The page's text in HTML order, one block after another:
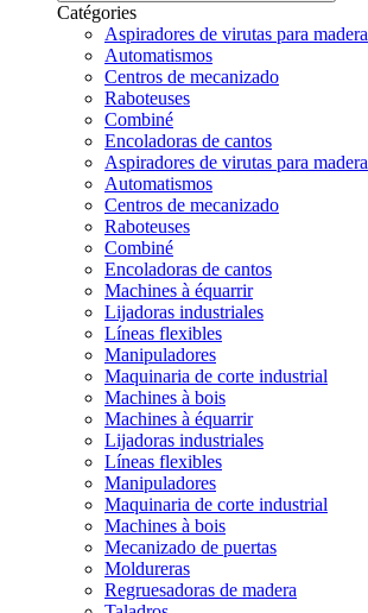
Catégories
Aspiradores de virutas para madera
Automatismos
Centros de mecanizado
Raboteuses
Combiné
Encoladoras de cantos
Aspiradores de virutas para madera
Automatismos
Centros de mecanizado
Raboteuses
Combiné
Encoladoras de cantos
Machines à équarrir
Lijadoras industriales
Líneas flexibles
Manipuladores
Maquinaria de corte industrial
Machines à bois
Machines à équarrir
Lijadoras industriales
Líneas flexibles
Manipuladores
Maquinaria de corte industrial
Machines à bois
Mecanizado de puertas
Moldureras
Regruesadoras de madera